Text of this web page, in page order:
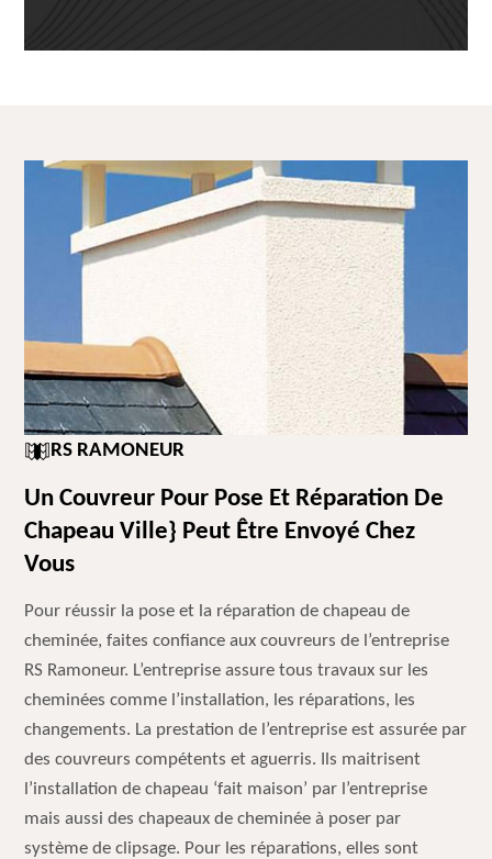
RS RAMONEUR
Un Couvreur Pour Pose Et Réparation De
Chapeau Ville} Peut Être Envoyé Chez
Vous
Pour réussir la pose et la réparation de chapeau de
cheminée, faites confiance aux couvreurs de l’entreprise
RS Ramoneur. L’entreprise assure tous travaux sur les
cheminées comme l’installation, les réparations, les
changements. La prestation de l’entreprise est assurée par
des couvreurs compétents et aguerris. Ils maitrisent
l’installation de chapeau ‘fait maison’ par l’entreprise
mais aussi des chapeaux de cheminée à poser par
système de clipsage. Pour les réparations, elles sont